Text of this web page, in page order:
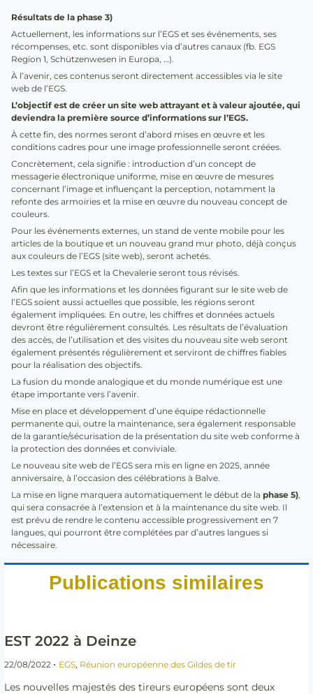
Résultats de la phase 3)
Actuellement, les informations sur l’EGS et ses événements, ses
récompenses, etc. sont disponibles via d’autres canaux (fb. EGS
Region 1, Schützenwesen in Europa, …).
À l’avenir, ces contenus seront directement accessibles via le site
web de l’EGS.
L’objectif est de créer un site web attrayant et à valeur ajoutée, qui
deviendra la première source d’informations sur l’EGS.
À cette fin, des normes seront d’abord mises en œuvre et les
conditions cadres pour une image professionnelle seront créées.
Concrètement, cela signifie : introduction d’un concept de
messagerie électronique uniforme, mise en œuvre de mesures
concernant l’image et influençant la perception, notamment la
refonte des armoiries et la mise en œuvre du nouveau concept de
couleurs.
Pour les événements externes, un stand de vente mobile pour les
articles de la boutique et un nouveau grand mur photo, déjà conçus
aux couleurs de l’EGS (site web), seront achetés.
Les textes sur l’EGS et la Chevalerie seront tous révisés.
Afin que les informations et les données figurant sur le site web de
l’EGS soient aussi actuelles que possible, les régions seront
également impliquées. En outre, les chiffres et données actuels
devront être régulièrement consultés. Les résultats de l’évaluation
des accès, de l’utilisation et des visites du nouveau site web seront
également présentés régulièrement et serviront de chiffres fiables
pour la réalisation des objectifs.
La fusion du monde analogique et du monde numérique est une
étape importante vers l’avenir.
Mise en place et développement d’une équipe rédactionnelle
permanente qui, outre la maintenance, sera également responsable
de la garantie/sécurisation de la présentation du site web conforme à
la protection des données et conviviale.
Le nouveau site web de l’EGS sera mis en ligne en 2025, année
anniversaire, à l’occasion des célébrations à Balve.
La mise en ligne marquera automatiquement le début de la phase 5),
qui sera consacrée à l’extension et à la maintenance du site web. Il
est prévu de rendre le contenu accessible progressivement en 7
langues, qui pourront être complétées par d’autres langues si
nécessaire.
Publications similaires
EST 2022 à Deinze
22/08/2022 • EGS, Réunion européenne des Gildes de tir
Les nouvelles majestés des tireurs européens sont deux